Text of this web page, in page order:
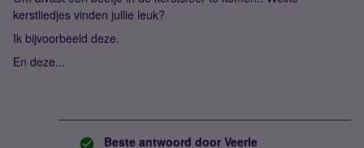
kerstliedjes vinden jullie leuk?
Ik bijvoorbeeld deze.
En deze...
Beste antwoord door Veerle